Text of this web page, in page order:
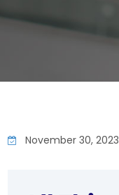
November 30, 2023